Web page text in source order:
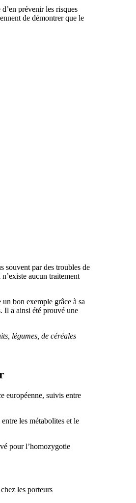
prévenir les risques
de démontrer que le
souvent par des troubles de
aucun traitement
un bon exemple grâce à sa
Il a ainsi été prouvé une
légumes, de céréales
européenne, suivis entre
les métabolites et le
pour l’homozygotie
les porteurs